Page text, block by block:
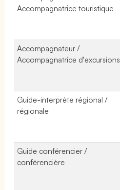
Accompagnatrice touristique
Accompagnateur /
Accompagnatrice d'excursions
Guide-interprète régional /
régionale
Guide conférencier /
conférencière